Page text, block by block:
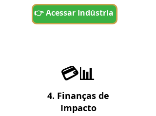
👉 Acessar Indústria
💳📊
4. Finanças de
Impacto